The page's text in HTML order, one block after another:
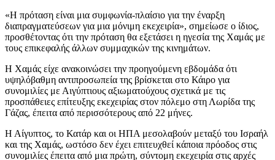
«Η πρόταση είναι μια συμφωνία-πλαίσιο για την έναρξη
διαπραγματεύσεων για μια μόνιμη εκεχειρία», σημείωσε ο ίδιος,
προσθέτοντας ότι την πρόταση θα εξετάσει η ηγεσία της Χαμάς με
τους επικεφαλής άλλων συμμαχικών της κινημάτων.
Η Χαμάς είχε ανακοινώσει την προηγούμενη εβδομάδα ότι
υψηλόβαθμη αντιπροσωπεία της βρίσκεται στο Κάιρο για
συνομιλίες με Αιγύπτιους αξιωματούχους σχετικά με τις
προσπάθειες επίτευξης εκεχειρίας στον πόλεμο στη Λωρίδα της
Γάζας, έπειτα από περισσότερους από 22 μήνες.
Η Αίγυπτος, το Κατάρ και οι ΗΠΑ μεσολαβούν μεταξύ του Ισραήλ
και της Χαμάς, ωστόσο δεν έχει επιτευχθεί κάποια πρόοδος στις
συνομιλίες έπειτα από μια πρώτη, σύντομη εκεχειρία στις αρχές